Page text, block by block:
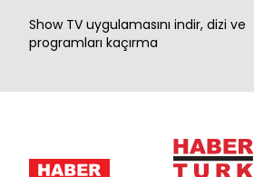
Show TV uygulamasını indir, dizi ve
programları kaçırma